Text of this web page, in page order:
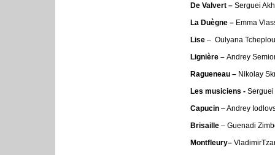
De Valvert – Serguei
La Duègne – Emma
Lise – Oulyana
Lignière – Andrey
Ragueneau – Nikolay
Les musiciens - Serguei
Capucin – Andrey
Brisaille – Guenadi
Montfleury– VladimirT